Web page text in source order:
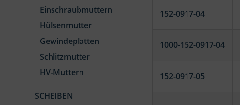
Einschraubmuttern
Hülsenmutter
Gewindeplatten
Schlitzmutter
HV-Muttern
SCHEIBEN
152-0917-04
1000-152-0917-04
152-0917-05